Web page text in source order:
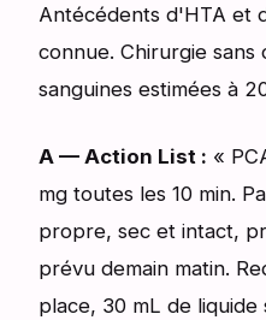
Antécédents d'HTA et
connue. Chirurgie
sanguines estimées à
A — Action List : «
mg toutes les 10 min.
propre, sec et intact,
prévu demain matin.
place, 30 mL de